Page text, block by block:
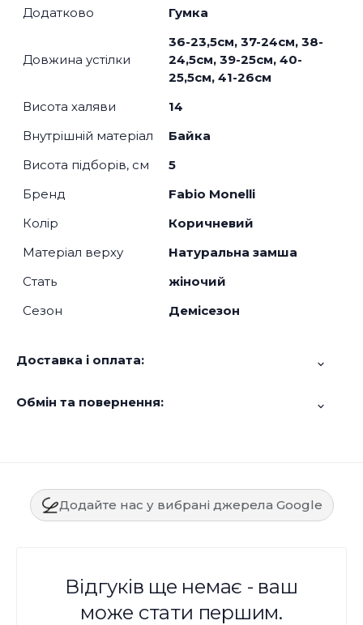
Додатково
Гумка
Довжина устілки
36-23,5см, 37-24см, 38-
24,5см, 39-25см, 40-
25,5см, 41-26см
Висота халяви
14
Внутрішній матеріал
Байка
Висота підборів, см
5
Бренд
Fabio Monelli
Колір
Коричневий
Матеріал верху
Натуральна замша
Стать
жіночий
Сезон
Демісезон
Доставка і оплата:
Обмін та повернення:
Додайте нас у вибрані джерела Google
Відгуків ще немає - ваш
може стати першим.